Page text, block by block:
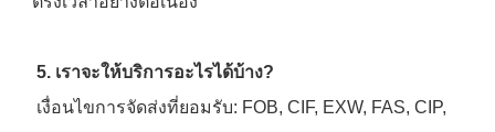
5. เราจะให้บริการอะไรได้บ้าง?